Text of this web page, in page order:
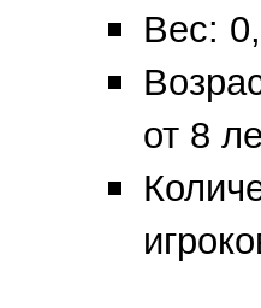
Вес:
от 8